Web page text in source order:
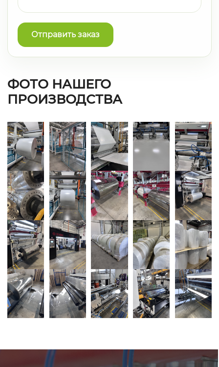
Отправить заказ
ФОТО НАШЕГО
ПРОИЗВОДСТВА